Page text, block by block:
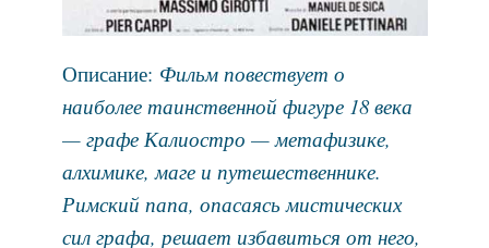
Описание: Фильм повествует о
наиболее таинственной фигуре 18 века
— графе Калиостро — метафизике,
алхимике, маге и путешественнике.
Римский папа, опасаясь мистических
сил графа, решает избавиться от него,